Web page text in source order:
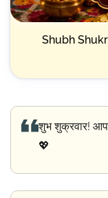
Shubh
शुभ शुक्रवार!
💖